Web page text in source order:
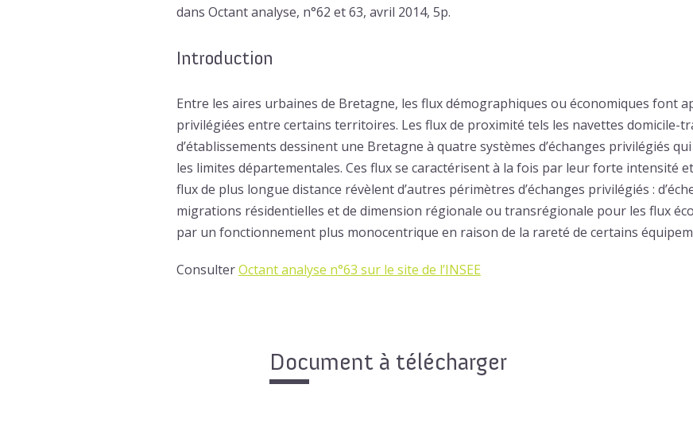
dans Octant analyse, n°62 et 63, avril 2014, 5p.
Introduction
Entre les aires urbaines de Bretagne, les flux démographiques ou économiques font
privilégiées entre certains territoires. Les flux de proximité tels les navettes domicile-
d’établissements dessinent une Bretagne à quatre systèmes d’échanges privilégiés
les limites départementales. Ces flux se caractérisent à la fois par leur forte intensité
flux de plus longue distance révèlent d’autres périmètres d’échanges privilégiés :
migrations résidentielles et de dimension régionale ou transrégionale pour les flux
par un fonctionnement plus monocentrique en raison de la rareté de certains
ConsulterOctant analyse n°63 sur le site de l’INSEE
Document à télécharger